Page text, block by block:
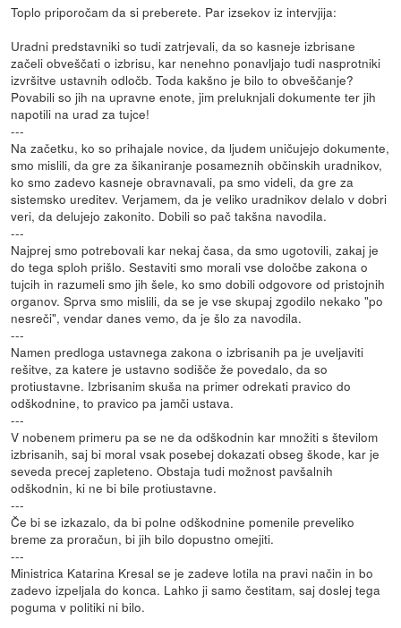
Toplo priporočam da si preberete. Par izsekov iz intervjija:
Uradni predstavniki so tudi zatrjevali, da so kasneje izbrisane
začeli obveščati o izbrisu, kar nenehno ponavljajo tudi nasprotniki
izvršitve ustavnih odločb. Toda kakšno je bilo to obveščanje?
Povabili so jih na upravne enote, jim preluknjali dokumente ter jih
napotili na urad za tujce!
---
Na začetku, ko so prihajale novice, da ljudem uničujejo dokumente,
smo mislili, da gre za šikaniranje posameznih občinskih uradnikov,
ko smo zadevo kasneje obravnavali, pa smo videli, da gre za
sistemsko ureditev. Verjamem, da je veliko uradnikov delalo v dobri
veri, da delujejo zakonito. Dobili so pač takšna navodila.
---
Najprej smo potrebovali kar nekaj časa, da smo ugotovili, zakaj je
do tega sploh prišlo. Sestaviti smo morali vse določbe zakona o
tujcih in razumeli smo jih šele, ko smo dobili odgovore od pristojnih
organov. Sprva smo mislili, da se je vse skupaj zgodilo nekako "po
nesreči", vendar danes vemo, da je šlo za navodila.
---
Namen predloga ustavnega zakona o izbrisanih pa je uveljaviti
rešitve, za katere je ustavno sodišče že povedalo, da so
protiustavne. Izbrisanim skuša na primer odrekati pravico do
odškodnine, to pravico pa jamči ustava.
---
V nobenem primeru pa se ne da odškodnin kar množiti s številom
izbrisanih, saj bi moral vsak posebej dokazati obseg škode, kar je
seveda precej zapleteno. Obstaja tudi možnost pavšalnih
odškodnin, ki ne bi bile protiustavne.
---
Če bi se izkazalo, da bi polne odškodnine pomenile preveliko
breme za proračun, bi jih bilo dopustno omejiti.
---
Ministrica Katarina Kresal se je zadeve lotila na pravi način in bo
zadevo izpeljala do konca. Lahko ji samo čestitam, saj doslej tega
poguma v politiki ni bilo.